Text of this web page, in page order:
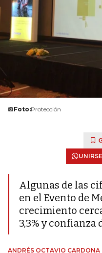
Foto:Protección
Algunas de las
en el Evento de
crecimiento
3,3% y confianza
ANDRÉS OCTAVIO CARDONA